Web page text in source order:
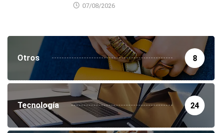
07/08/2026
Otros 8
Tecnología 24